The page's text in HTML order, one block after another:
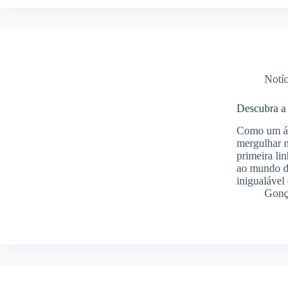
Descubra
Como um
mergulhar
primeira
ao mundo
inigualável